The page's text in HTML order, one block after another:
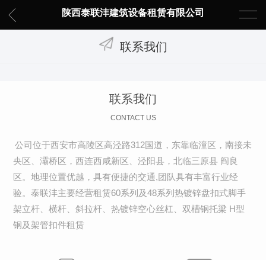
陕西泰联沣建筑设备租赁有限公司
联系我们
联系我们
CONTACT US
公司位于西安市高陵区高泾路312国道，东靠临潼区，南接未
央区、灞桥区，西连西咸新区、泾阳县，北临三原县 阎良
区。地理位置优越，具有便捷的交通,团队具有丰富行业经
验。泰联沣主要经营租赁60系列及48系列热镀锌盘扣式脚手
架立杆、横杆、斜拉杆、热镀锌空心丝杠、双槽钢托梁 H型
钢及架管扣件租赁